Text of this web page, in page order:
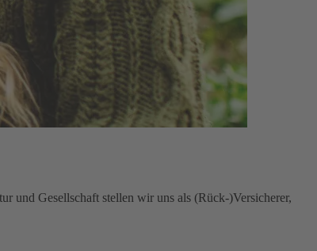
und Gesellschaft stellen wir uns als (Rück-)Versicherer,